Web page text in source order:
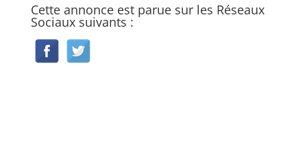
Cette annonce est parue sur les Réseaux
Sociaux suivants :